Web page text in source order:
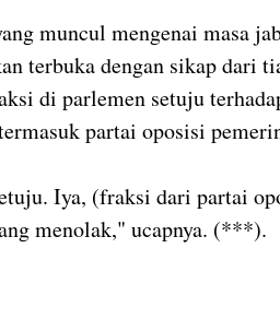
muncul mengenai masa
terbuka dengan sikap dari
di parlemen setuju
partai oposisi
Iya, (fraksi dari partai
menolak," ucapnya. (***).